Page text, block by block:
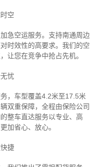
空
急空运服务。支持南通周边
时效性的高要求。我们的空
让您在竞争中抢占先机。
忧
，车型覆盖4.2米至17.5米
双重保障，全程由保险公司
整车直达服务以专业、高
加省心、放心。
捷